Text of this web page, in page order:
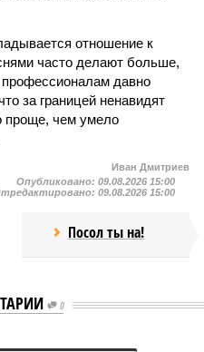
отношение к
часто делают больше,
давно
за границей ненавидят
проще, чем умело
Иван Дмитриев
Опубликовано: 09.08.2026 15:00
09.08.2026 15:00
Посол ты на!
0